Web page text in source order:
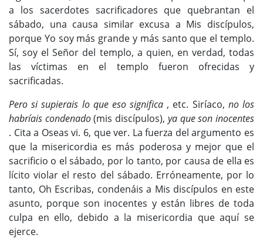
a los sacerdotes sacrificadores que quebrantan el
sábado, una causa similar excusa a Mis discípulos,
porque Yo soy más grande y más santo que el templo.
Sí, soy el Señor del templo, a quien, en verdad, todas
las víctimas en el templo fueron ofrecidas y
sacrificadas.
Pero si supierais lo que eso significa , etc. Siríaco, no los
habríais condenado(mis discípulos), ya que son inocentes
. Cita a Oseas vi. 6, que ver. La fuerza del argumento es
que la misericordia es más poderosa y mejor que el
sacrificio o el sábado, por lo tanto, por causa de ella es
lícito violar el resto del sábado. Erróneamente, por lo
tanto, Oh Escribas, condenáis a Mis discípulos en este
asunto, porque son inocentes y están libres de toda
culpa en ello, debido a la misericordia que aquí se
ejerce.